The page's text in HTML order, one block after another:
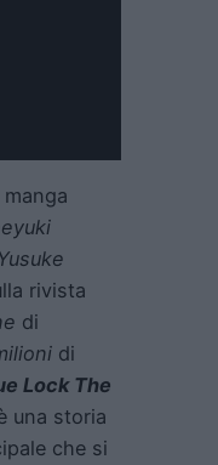
Yusuke
rivista
di
di
Lock The
una storia
che si